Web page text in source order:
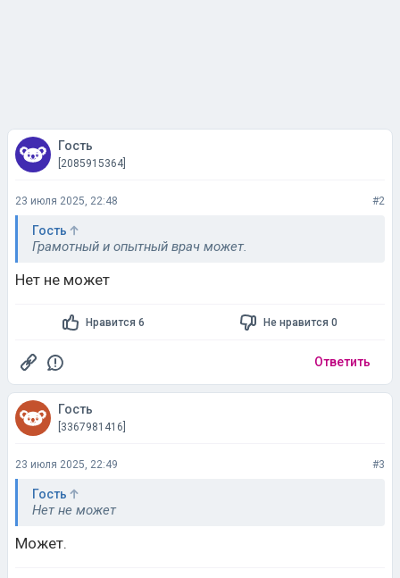
Гость
[2085915364]
23 июля 2025, 22:48 #2
Гость
Грамотный и опытный врач может.
Нет не может
Нравится 6 Не нравится 0
Ответить
Гость
[3367981416]
23 июля 2025, 22:49 #3
Гость
Нет не может
Может.